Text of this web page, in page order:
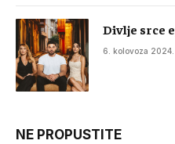
Divlje srce
6. kolovoza 2024.
NE PROPUSTITE